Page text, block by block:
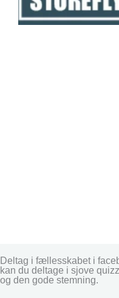
Deltag i fællesskabet i
kan du deltage i sjove
og den gode stemning.